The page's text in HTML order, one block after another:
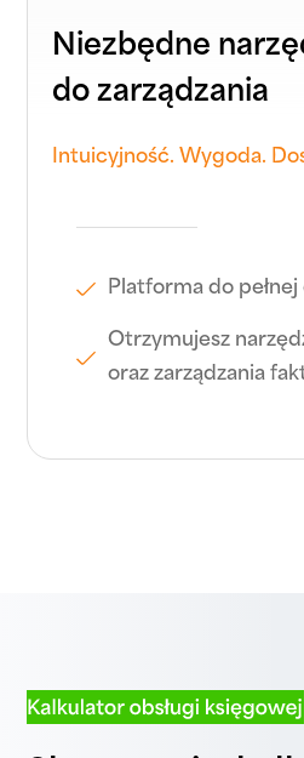
Niezbędne
do zarządzania
Intuicyjność. Wygoda.
Platforma do pełnej
Otrzymujesz
oraz zarządzania